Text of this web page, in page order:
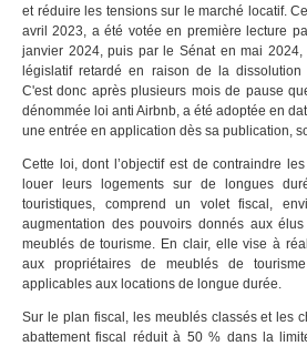
et réduire les tensions sur le marché locatif.
avril 2023, a été votée en première lecture
janvier 2024, puis par le Sénat en mai
législatif retardé en raison de la dissolution
C'est donc après plusieurs mois de pause
dénommée loi anti Airbnb, a été adoptée en
une entrée en application dès sa publication,
Cette loi, dont l’objectif est de contraindre
louer leurs logements sur de longues
touristiques, comprend un volet fiscal,
augmentation des pouvoirs donnés aux
meublés de tourisme. En clair, elle vise à
aux propriétaires de meublés de
applicables aux locations de longue durée.
Sur le plan fiscal, les meublés classés et les
abattement fiscal réduit à 50 % dans la